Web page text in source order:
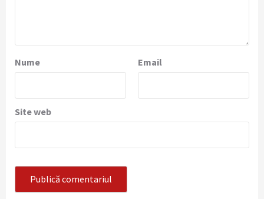
Nume Email
Site web